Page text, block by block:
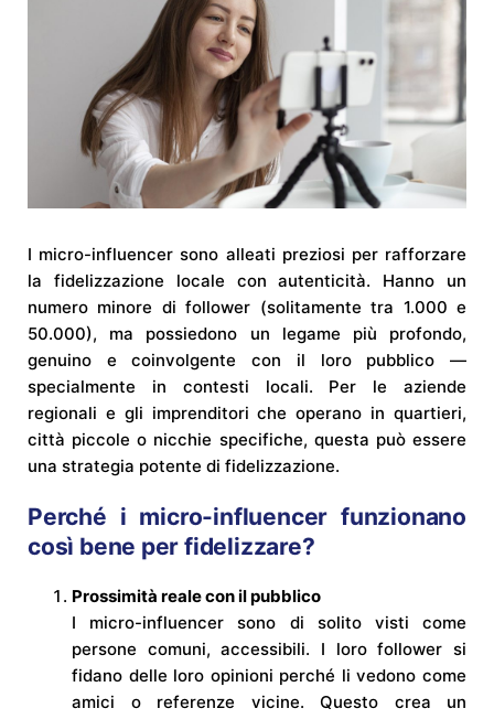
I micro-influencer sono alleati preziosi per rafforzare
la fidelizzazione locale con autenticità. Hanno un
numero minore di follower (solitamente tra 1.000 e
50.000), ma possiedono un legame più profondo,
genuino e coinvolgente con il loro pubblico —
specialmente in contesti locali. Per le aziende
regionali e gli imprenditori che operano in quartieri,
città piccole o nicchie specifiche, questa può essere
una strategia potente di fidelizzazione.
Perché i micro-influencer funzionano
così bene per fidelizzare?
Prossimità reale con il pubblico
I micro-influencer sono di solito visti come
persone comuni, accessibili. I loro follower si
fidano delle loro opinioni perché li vedono come
amici o referenze vicine. Questo crea un